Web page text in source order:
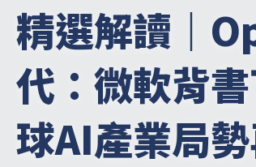
精選解讀｜
代：微軟背
球AI產業局